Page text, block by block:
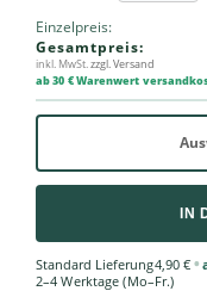
Einzelpreis:
Gesamtpreis:
inkl. MwSt. zzgl. Versand
ab 30 € Warenwert
IN
Standard Lieferung4,90 € •
2–4 Werktage (Mo–Fr.)